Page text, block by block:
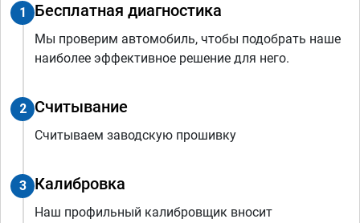
1 Бесплатная диагностика
Мы проверим автомобиль, чтобы подобрать наше
наиболее эффективное решение для него.
2 Считывание
Считываем заводскую прошивку
3 Калибровка
Наш профильный калибровщик вносит